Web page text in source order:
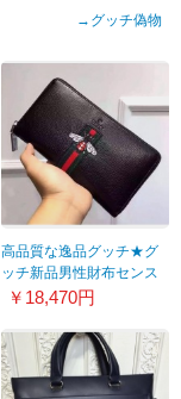
→ グッチ偽物
高品質な逸品グッチ★グ
ッチ新品男性財布センス
あり自慢商品☆★店長お
￥18,470円